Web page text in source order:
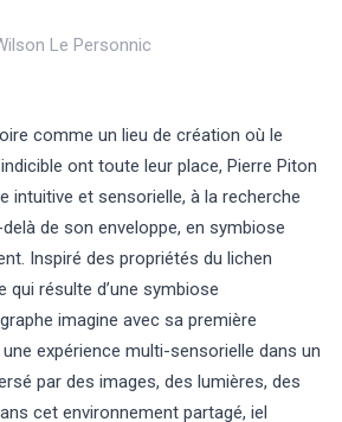
Le Personnic
comme un lieu de création où le
ont toute leur place, Pierre Piton
intuitive et sensorielle, à la recherche
de son enveloppe, en symbiose
Inspiré des propriétés du lichen
résulte d’une symbiose
imagine avec sa première
une expérience multi-sensorielle dans un
par des images, des lumières, des
cet environnement partagé, iel